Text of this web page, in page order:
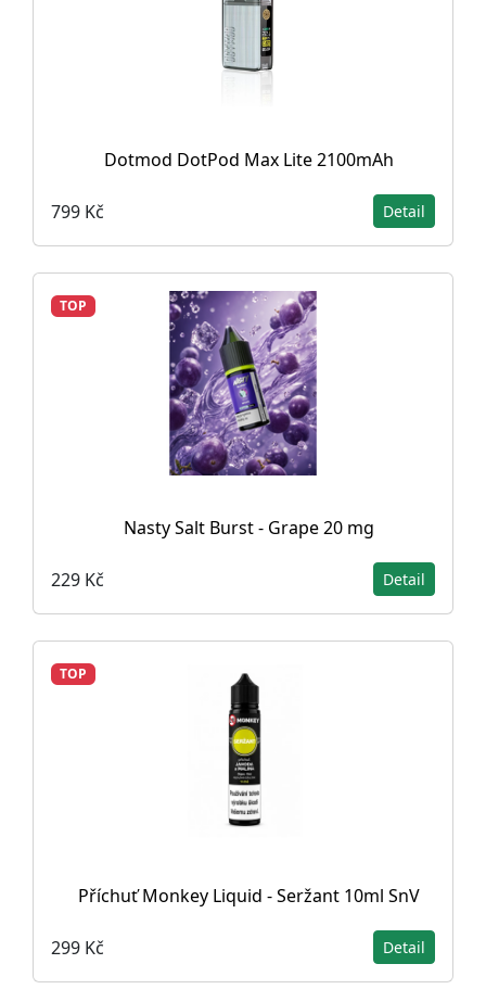
Dotmod DotPod Max Lite 2100mAh
799 Kč Detail
TOP
Nasty Salt Burst - Grape 20 mg
229 Kč Detail
TOP
Příchuť Monkey Liquid - Seržant 10ml SnV
299 Kč Detail